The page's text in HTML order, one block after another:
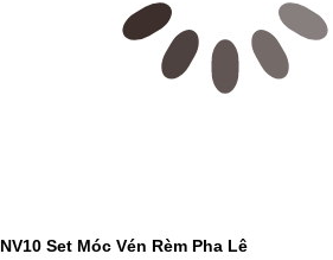
NV10 Set Móc Vén Rèm Pha Lê